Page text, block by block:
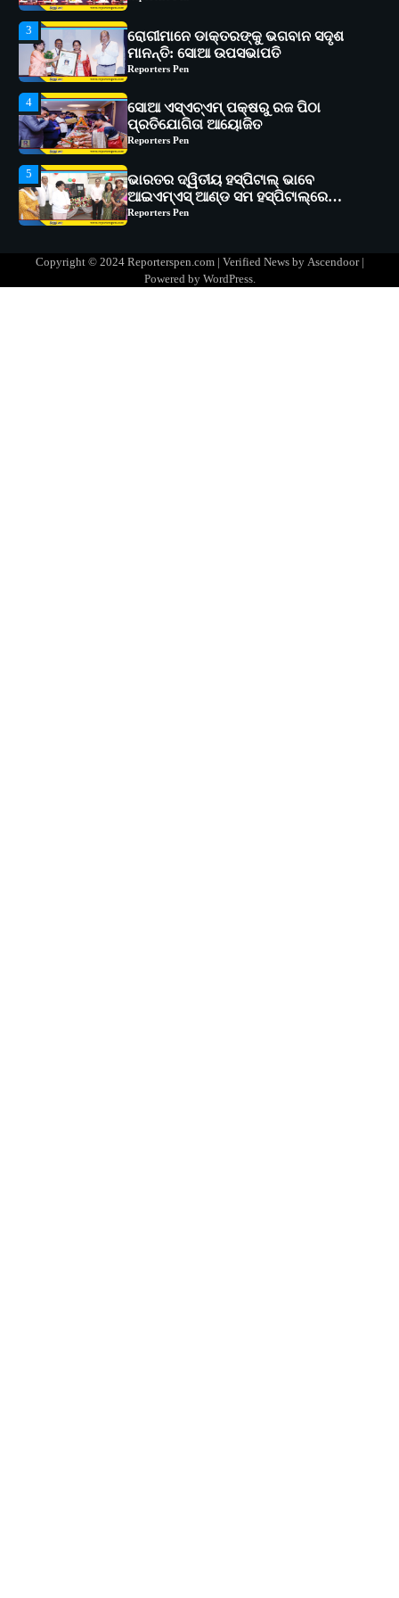
4
ସୋଆ ଏସ୍‌ଏଚ୍‌ଏମ୍ ପକ୍ଷରୁ ରଜ ପିଠା
ପ୍ରତିଯୋଗିତା ଆୟୋଜିତ
Reporters Pen
5
ଭାରତର ଦ୍ୱିତୀୟ ହସ୍ପିଟାଲ୍ ଭାବେ
ଆଇଏମ୍‌ଏସ୍ ଆଣ୍ଡ ସମ ହସ୍ପିଟାଲ୍‌ରେ
ଅତ୍ୟାଧୁନିକ ଡିଜିସ୍କାନର ସ୍ଥାପନ
Reporters Pen
1
ସୋଆ ପକ୍ଷରୁ ରାୱେ କାର୍ଯ୍ୟକ୍ରମ ଅଧୀନରେ
୧୧ଟି ଗ୍ରାମରେ ୧୬ଟି କୃଷକ ପ୍ରଶିକ୍ଷଣ
କାର୍ଯ୍ୟକ୍ରମ ଆୟୋଜିତ
Reporters Pen
ସୋଆର ୨୦ତମ ପ୍ରତିଷ୍ଠା ଦିବସରେ
ବିଶ୍ୱବିଦ୍ୟାଳୟର ସଫଳତା, ଉତ୍କର୍ଷତା ଓ
ଅଗ୍ରଗତିର ସ୍ମୃତିଚାରଣ
Reporters Pen
Copyright © 2024 Reporterspen.com | Verified News by Ascendoor|
Powered by WordPress.